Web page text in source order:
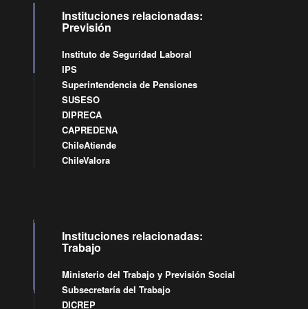
Instituciones relacionadas:
Previsión
Instituto de Seguridad Laboral
IPS
Superintendencia de Pensiones
SUSESO
DIPRECA
CAPREDENA
ChileAtiende
ChileValora
Instituciones relacionadas:
Trabajo
Ministerio del Trabajo y Previsión Social
Subsecretaría del Trabajo
DICREP